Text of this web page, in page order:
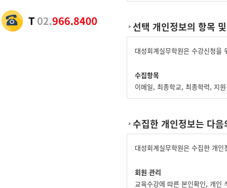
위 수집항목 포함, 사업장명, 사
개인정보 수집방법
선택 개인정보의 항목
대성회계실무학원은 수강신청을
수집항목
이메일, 최종학교, 최종학력, 지
수집한 개인정보는 다
대성회계실무학원은 수집한 개
회원 관리
교육수강에 따른 본인확인, 개인